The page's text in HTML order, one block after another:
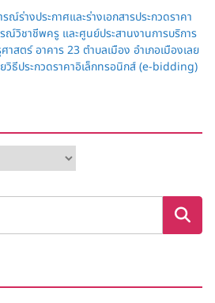
ณ์ร่างประกาศและร่างเอกสารประกวดราคา
ณ์วิชาชีพครู และศูนย์ประสานงานการบริการ
สตร์ อาคาร 23 ตำบลเมือง อำเภอเมืองเลย
วิธีประกวดราคาอิเล็กทรอนิกส์ (e-bidding)